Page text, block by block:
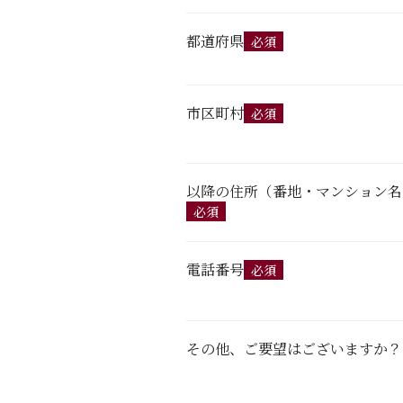
都道府県 必須
市区町村 必須
以降の住所（番地・マンション
必須
電話番号 必須
その他、ご要望はございますか？